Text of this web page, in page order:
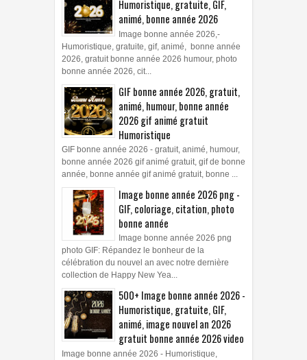
Humoristique, gratuite, GIF,
animé, bonne année 2026
Image bonne année 2026,-
Humoristique, gratuite, gif, animé, bonne année
2026, gratuit bonne année 2026 humour, photo
bonne année 2026, cit...
GIF bonne année 2026, gratuit,
animé, humour, bonne année
2026 gif animé gratuit
Humoristique
GIF bonne année 2026 - gratuit, animé, humour,
bonne année 2026 gif animé gratuit, gif de bonne
année, bonne année gif animé gratuit, bonne ...
Image bonne année 2026 png -
GIF, coloriage, citation, photo
bonne année
Image bonne année 2026 png
photo GIF: Répandez le bonheur de la
célébration du nouvel an avec notre dernière
collection de Happy New Yea...
500+ Image bonne année 2026 -
Humoristique, gratuite, GIF,
animé, image nouvel an 2026
gratuit bonne année 2026 video
Image bonne année 2026 - Humoristique,